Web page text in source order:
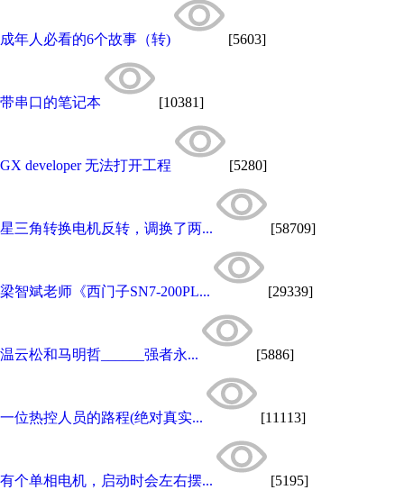
成年人必看的6个故事（转) [5603]
带串口的笔记本 [10381]
GX developer 无法打开工程 [5280]
星三角转换电机反转，调换了两... [58709]
梁智斌老师《西门子SN7-200PL... [29339]
温云松和马明哲______强者永... [5886]
一位热控人员的路程(绝对真实... [11113]
有个单相电机，启动时会左右摆... [5195]